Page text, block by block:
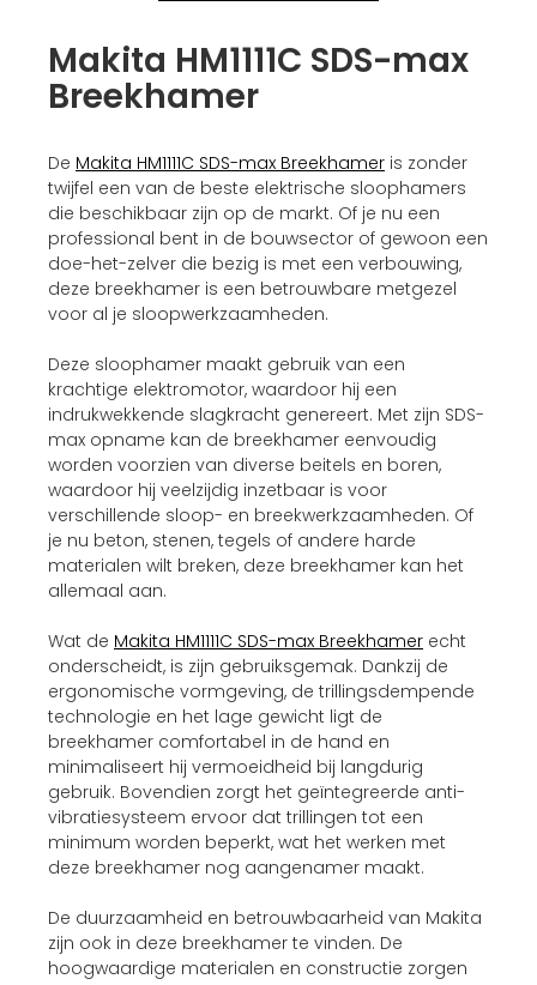
Makita HM1111C SDS-max
Breekhamer
De Makita HM1111C SDS-max Breekhamer is zonder
twijfel een van de beste elektrische sloophamers
die beschikbaar zijn op de markt. Of je nu een
professional bent in de bouwsector of gewoon een
doe-het-zelver die bezig is met een verbouwing,
deze breekhamer is een betrouwbare metgezel
voor al je sloopwerkzaamheden.
Deze sloophamer maakt gebruik van een
krachtige elektromotor, waardoor hij een
indrukwekkende slagkracht genereert. Met zijn SDS-
max opname kan de breekhamer eenvoudig
worden voorzien van diverse beitels en boren,
waardoor hij veelzijdig inzetbaar is voor
verschillende sloop- en breekwerkzaamheden. Of
je nu beton, stenen, tegels of andere harde
materialen wilt breken, deze breekhamer kan het
allemaal aan.
Wat de Makita HM1111C SDS-max Breekhamer echt
onderscheidt, is zijn gebruiksgemak. Dankzij de
ergonomische vormgeving, de trillingsdempende
technologie en het lage gewicht ligt de
breekhamer comfortabel in de hand en
minimaliseert hij vermoeidheid bij langdurig
gebruik. Bovendien zorgt het geïntegreerde anti-
vibratiesysteem ervoor dat trillingen tot een
minimum worden beperkt, wat het werken met
deze breekhamer nog aangenamer maakt.
De duurzaamheid en betrouwbaarheid van Makita
zijn ook in deze breekhamer te vinden. De
hoogwaardige materialen en constructie zorgen